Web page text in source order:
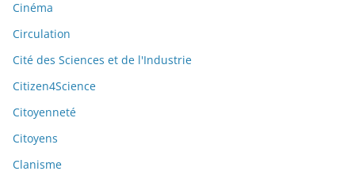
Cinéma
Circulation
Cité des Sciences et de l'Industrie
Citizen4Science
Citoyenneté
Citoyens
Clanisme